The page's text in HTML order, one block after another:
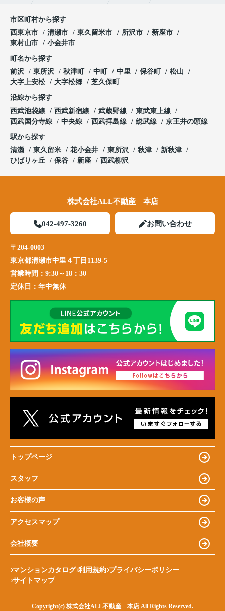
市区町村から探す
西東京市
清瀬市 東久留米市 所沢市
新座市
東村山市
小金井市
町名から探す
前沢
東所沢 秋津町 中町 中里 保谷町
松山
大字上安松
大字松郷 芝久保町
沿線から探す
西武池袋線
西武新宿線 武蔵野線
東武東上線
西武国分寺線
中央線 西武拝島線 総武線 京王井の頭線
駅から探す
清瀬
東久留米 花小金井 東所沢 秋津
新秋津
ひばりヶ丘
保谷 新座 西武柳沢
株式会社ALL不動産 本店
042-497-3260 お問い合わせ
〒204-0003
東京都清瀬市中里４丁目1139-5
営業時間： 9:30～18：30
定休日： 年中無休
トップページ
スタッフ
お客様の声
アクセスマップ
会社概要
マンションカタログ 利用規約 プライバシーポリシー
サイトマップ
Copyright(c) 株式会社ALL不動産 本店 All Rights Reserved.